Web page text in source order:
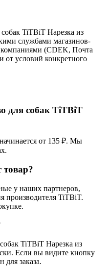
TiTBiT Нарезка из
службами магазинов-
(CDEK, Почта
от условий конкретного
для собак TiTBiT
от 135 ₽. Мы
товар?
у наших партнеров,
производителя TiTBiT.
TiTBiT Нарезка из
Если вы видите кнопку
для заказа.